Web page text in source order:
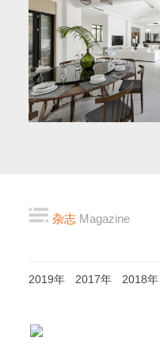
杂志Magazine
2019年 2017年 2018年